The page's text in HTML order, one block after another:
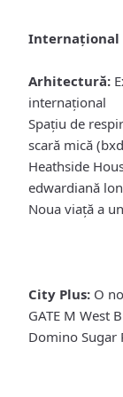
Internațional
Arhitectură:
internațional
Spațiu de
scară mică
Heathside
edwardiană
Noua viață a
City Plus: O
GATE M West
Domino Sugar